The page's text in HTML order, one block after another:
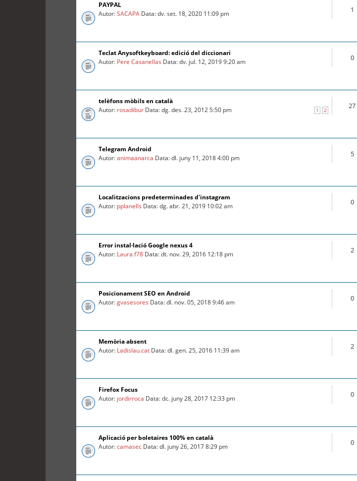
PAYPAL
Autor:SACAPA Data: dv. set. 18, 2020 11:09 pm 1
Teclat Anysoftkeyboard: edició del diccionari
Autor: Pere Casanellas Data: dv. jul. 12, 2019 9:20 am 0
telèfons mòbils en català
1 2
Autor: rosadibur Data: dg. des. 23, 2012 5:50 pm 27
Telegram Android
Autor:animaanarca Data: dl. juny 11, 2018 4:00 pm 5
Localitzacions predeterminades d'instagram
Autor: pplanells Data: dg. abr. 21, 2019 10:02 am 0
Error instal·lació Google nexus 4
Autor: Laura.f78 Data: dt. nov. 29, 2016 12:18 pm 2
Posicionament SEO en Android
Autor:gvasesores Data: dl. nov. 05, 2018 9:46 am 0
Memòria absent
Autor: Ladislau.cat Data: dl. gen. 25, 2016 11:39 am 2
Firefox Focus
Autor: jordirroca Data: dc. juny 28, 2017 12:33 pm 0
Aplicació per boletaires 100% en català
Autor:camasec Data: dl. juny 26, 2017 8:29 pm 0